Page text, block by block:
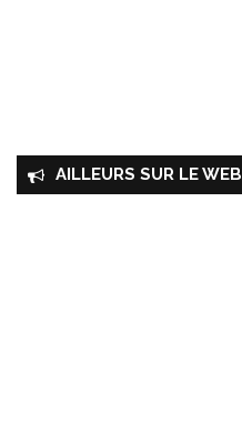
AILLEURS SUR LE WEB